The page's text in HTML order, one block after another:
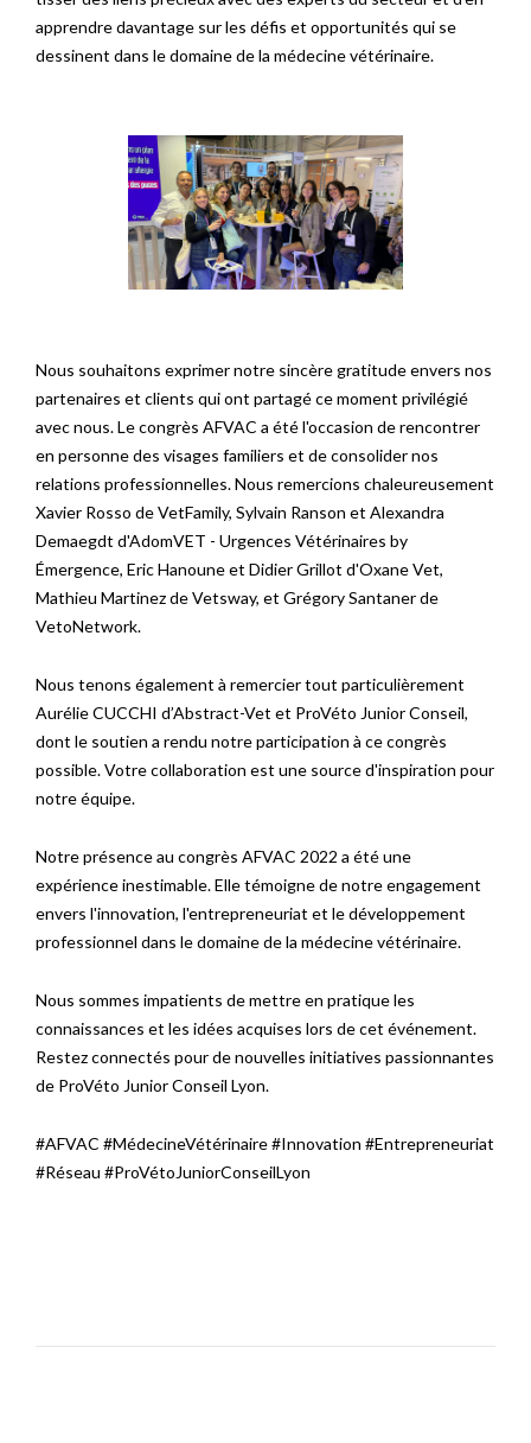
apprendre davantage sur les défis et opportunités qui se
dessinent dans le domaine de la médecine vétérinaire.
Nous souhaitons exprimer notre sincère gratitude envers nos
partenaires et clients qui ont partagé ce moment privilégié
avec nous. Le congrès AFVAC a été l'occasion de rencontrer
en personne des visages familiers et de consolider nos
relations professionnelles. Nous remercions chaleureusement
Xavier Rosso de VetFamily, Sylvain Ranson et Alexandra
Demaegdt d'AdomVET - Urgences Vétérinaires by
Émergence, Eric Hanoune et Didier Grillot d'Oxane Vet,
Mathieu Martinez de Vetsway, et Grégory Santaner de
VetoNetwork.
Nous tenons également à remercier tout particulièrement
Aurélie CUCCHI d’Abstract-Vet et ProVéto Junior Conseil,
dont le soutien a rendu notre participation à ce congrès
possible. Votre collaboration est une source d'inspiration pour
notre équipe.
Notre présence au congrès AFVAC 2022 a été une
expérience inestimable. Elle témoigne de notre engagement
envers l'innovation, l'entrepreneuriat et le développement
professionnel dans le domaine de la médecine vétérinaire.
Nous sommes impatients de mettre en pratique les
connaissances et les idées acquises lors de cet événement.
Restez connectés pour de nouvelles initiatives passionnantes
de ProVéto Junior Conseil Lyon.
#AFVAC #MédecineVétérinaire #Innovation #Entrepreneuriat
#Réseau #ProVétoJuniorConseilLyon